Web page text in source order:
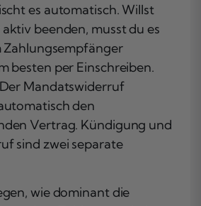
es automatisch. Willst
beenden, musst du es
Zahlungsempfänger
besten per Einschreiben.
Mandatswiderruf
den
Vertrag. Kündigung und
sind zwei separate
wie dominant die